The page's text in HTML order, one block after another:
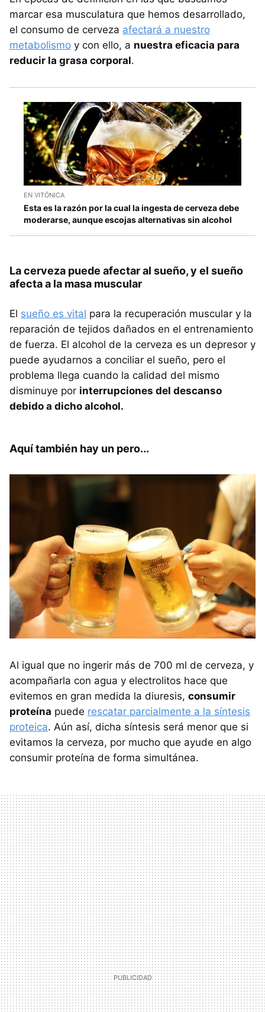
marcar esa musculatura que hemos desarrollado,
el consumo de cerveza afectará a nuestro
metabolismo y con ello, a nuestra eficacia para
reducir la grasa corporal.
EN VITÓNICA
Esta es la razón por la cual la ingesta de cerveza debe
moderarse, aunque escojas alternativas sin alcohol
La cerveza puede afectar al sueño, y el sueño
afecta a la masa muscular
El sueño es vital para la recuperación muscular y la
reparación de tejidos dañados en el entrenamiento
de fuerza. El alcohol de la cerveza es un depresor y
puede ayudarnos a conciliar el sueño, pero el
problema llega cuando la calidad del mismo
disminuye por interrupciones del descanso
debido a dicho alcohol.
Aquí también hay un pero...
Al igual que no ingerir más de 700 ml de cerveza, y
acompañarla con agua y electrolitos hace que
evitemos en gran medida la diuresis, consumir
proteína puede rescatar parcialmente a la síntesis
proteica. Aún así, dicha síntesis será menor que si
evitamos la cerveza, por mucho que ayude en algo
consumir proteína de forma simultánea.